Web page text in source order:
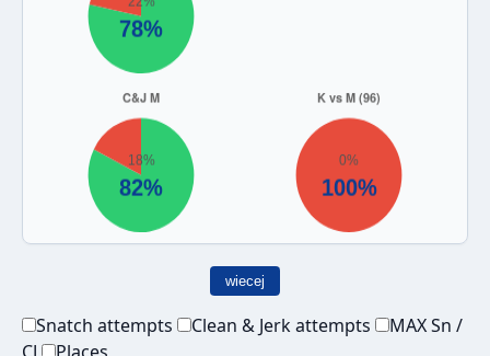
wiecej
Snatch attempts Clean & Jerk attempts
MAX Sn /